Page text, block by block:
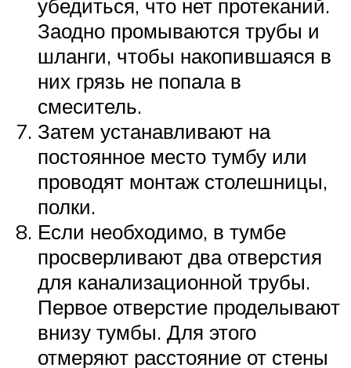
убедиться, что нет протеканий.
Заодно промываются трубы и
шланги, чтобы накопившаяся в
них грязь не попала в
смеситель.
Затем устанавливают на
постоянное место тумбу или
проводят монтаж столешницы,
полки.
Если необходимо, в тумбе
просверливают два отверстия
для канализационной трубы.
Первое отверстие проделывают
внизу тумбы. Для этого
отмеряют расстояние от стены